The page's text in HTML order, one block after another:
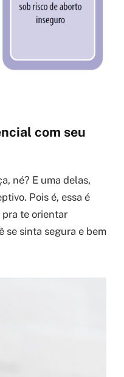
com seu
né? E uma delas,
Pois é, essa é
pra te orientar
se sinta segura e bem